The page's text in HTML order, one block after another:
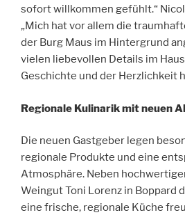
sofort willkommen gefühlt.“
„Mich hat vor allem die
der Burg Maus im Hintergrund
vielen liebevollen Details im
Geschichte und der Herzlichkeit
Regionale Kulinarik mit neuen
Die neuen Gastgeber legen
regionale Produkte und eine
Atmosphäre. Neben
Weingut Toni Lorenz in Boppard
eine frische, regionale Küche